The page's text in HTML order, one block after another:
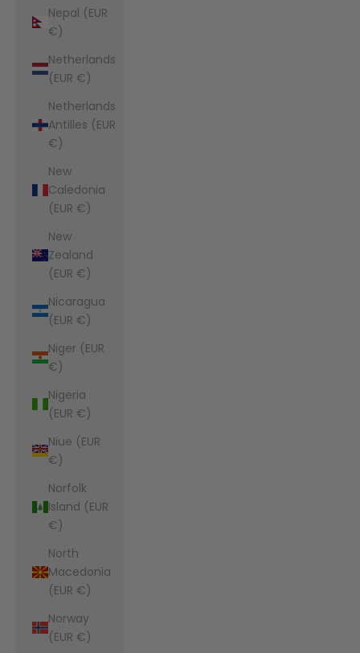
Nepal (EUR
€)
Netherlands
(EUR €)
Netherlands
Antilles (EUR
€)
New
Caledonia
(EUR €)
New
Zealand
(EUR €)
Nicaragua
(EUR €)
Niger (EUR
€)
Nigeria
(EUR €)
Niue (EUR
€)
Norfolk
Island (EUR
€)
North
Macedonia
(EUR €)
Norway
(EUR €)